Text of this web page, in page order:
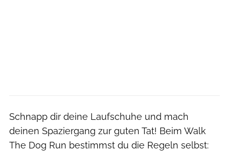
Schnapp dir deine Laufschuhe und mach
deinen Spaziergang zur guten Tat! Beim Walk
The Dog Run bestimmst du die Regeln selbst: